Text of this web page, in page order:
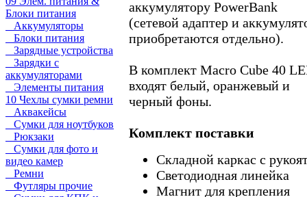
Блоки питания
Аккумуляторы
Блоки питания
Зарядные устройства
Зарядки с
аккумуляторами
Элементы питания
10 Чехлы сумки ремни
Аквакейсы
Сумки для ноутбуков
Рюкзаки
Сумки для фото и
видео камер
Ремни
Футляры прочие
аккумулятору PowerBank
(сетевой адаптер и
приобретаются отдельно).
В комплект Macro Cube 40
входят белый, оранжевый и
черный фоны.
Комплект поставки
Складной каркас с
Светодиодная линейка
Магнит для крепления